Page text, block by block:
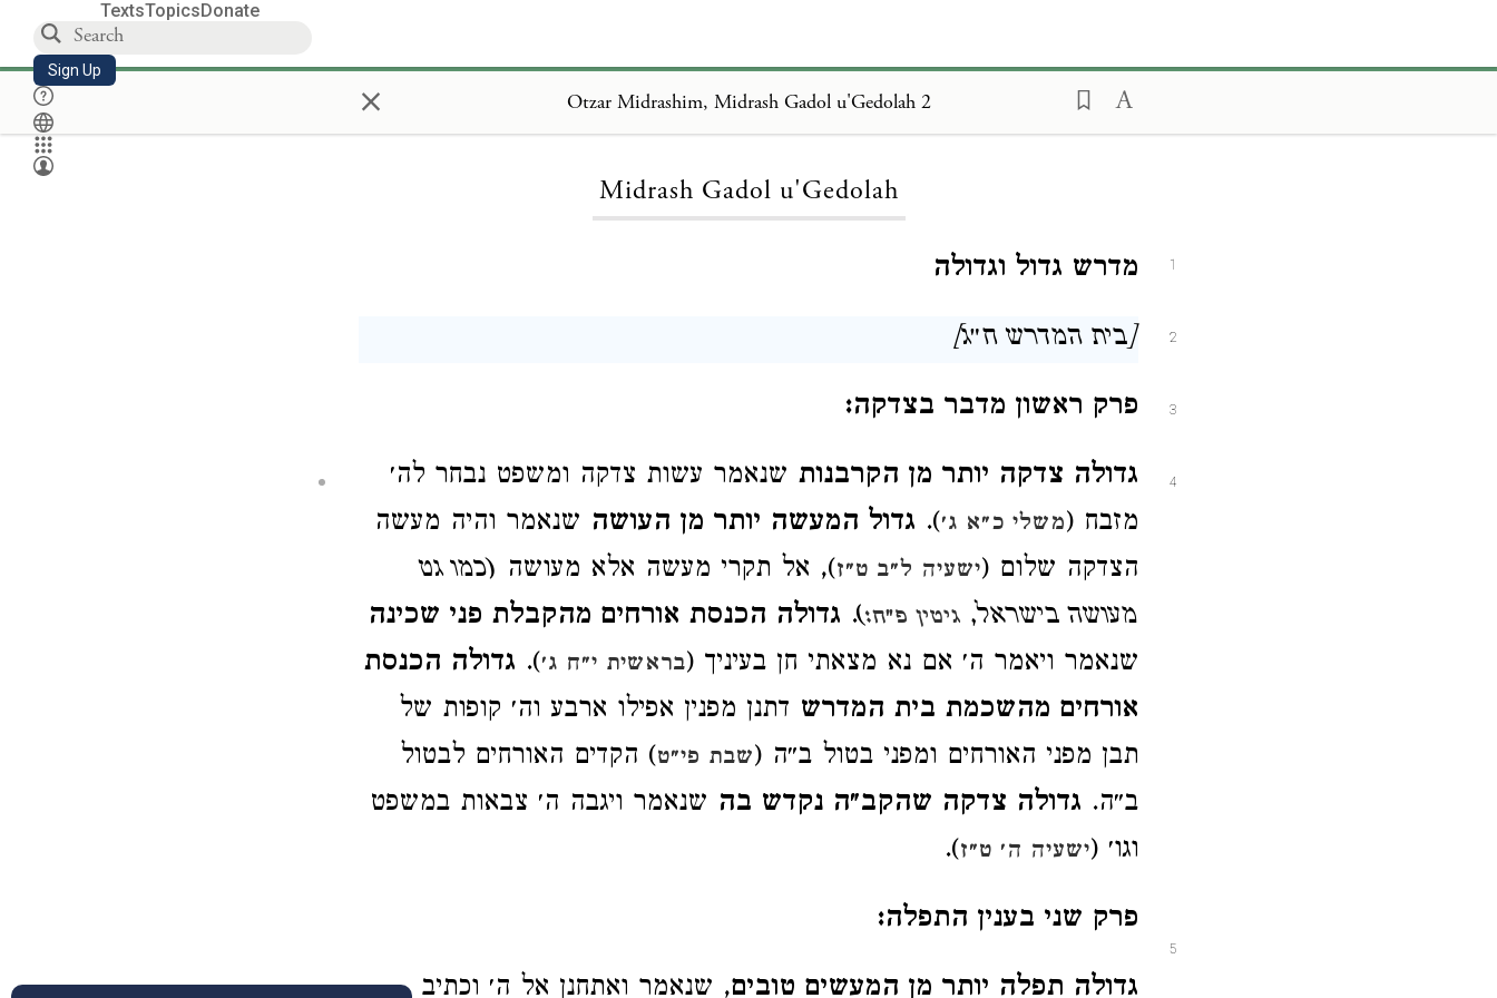
TextsTopicsDonate
Sign Up × Otzar Midrashim, Midrash Gadol u'Gedolah 2
Midrash Gadol u'Gedolah
1 מדרש גדול וגדולה
2 [בית המדרש ח״ג]
3 פרק ראשון מדבר בצדקה:
4 גדולה צדקה יותר מן הקרבנות שנאמר עשות צדקה ומשפט נבחר לה׳
מזבח (משלי כ״א ג׳). גדול המעשה יותר מן העושה שנאמר והיה מעשה
הצדקה שלום (ישעיה ל״ב ט״ז), אל תקרי מעשה אלא מעושה (כמו גט
מעושה בישראל, גיטין פ״ח:)
. גדולה הכנסת אורחים מהקבלת פני שכינה
שנאמר ויאמר ה׳ אם נא מצאתי חן בעיניך (בראשית י״ח ג׳). גדולה הכנסת
אורחים מהשכמת בית המדרש דתנן מפנין אפילו ארבע וה׳ קופות של
תבן מפני האורחים ומפני בטול ב״ה (שבת פי״ט) הקדים האורחים לבטול
ב״ה. גדולה צדקה שהקב״ה נקדש בה שנאמר ויגבה ה׳ צבאות במשפט
וגו׳ (ישעיה ה׳ ט״ז).
5
פרק שני בענין התפלה:
גדולה תפלה יותר מן המעשים טובים, שנאמר ואתחנן אל ה׳ וכתיב